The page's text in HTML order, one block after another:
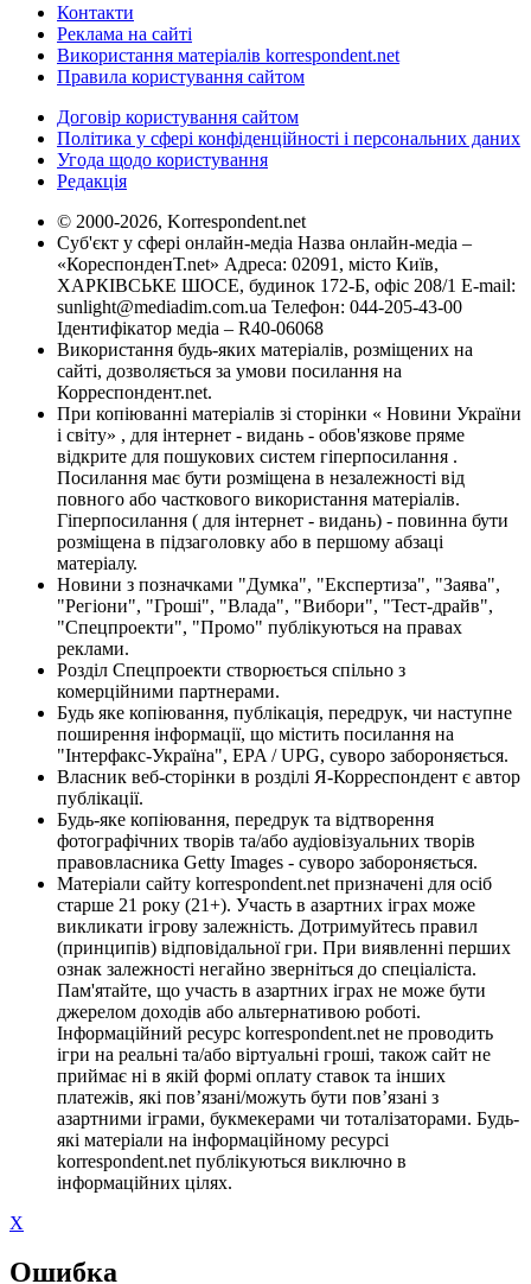
Контакти
Реклама на сайті
Використання матеріалів korrespondent.net
Правила користування сайтом
Договір користування сайтом
Політика у сфері конфіденційності і персональних даних
Угода щодо користування
Редакція
© 2000-2026, Korrespondent.net
Суб'єкт у сфері онлайн-медіа Назва онлайн-медіа –
«КореспонденТ.net» Адреса: 02091, місто Київ,
ХАРКІВСЬКЕ ШОСЕ, будинок 172-Б, офіс 208/1 E-mail:
sunlight@mediadim.com.ua Телефон: 044-205-43-00
Ідентифікатор медіа – R40-06068
Використання будь-яких матеріалів, розміщених на
сайті, дозволяється за умови посилання на
Корреспондент.net.
При копіюванні матеріалів зі сторінки « Новини України
і світу» , для інтернет - видань - обов'язкове пряме
відкрите для пошукових систем гіперпосилання .
Посилання має бути розміщена в незалежності від
повного або часткового використання матеріалів.
Гіперпосилання ( для інтернет - видань) - повинна бути
розміщена в підзаголовку або в першому абзаці
матеріалу.
Новини з позначками "Думка", "Експертиза", "Заява",
"Регіони", "Гроші", "Влада", "Вибори", "Тест-драйв",
"Спецпроекти", "Промо" публікуються на правах
реклами.
Розділ Спецпроекти створюється спільно з
комерційними партнерами.
Будь яке копіювання, публікація, передрук, чи наступне
поширення інформації, що містить посилання на
"Інтерфакс-Україна", EPA / UPG, суворо забороняється.
Власник веб-сторінки в розділі Я-Корреспондент є автор
публікації.
Будь-яке копіювання, передрук та відтворення
фотографічних творів та/або аудіовізуальних творів
правовласника Getty Images - суворо забороняється.
Матеріали сайту korrespondent.net призначені для осіб
старше 21 року (21+). Участь в азартних іграх може
викликати ігрову залежність. Дотримуйтесь правил
(принципів) відповідальної гри. При виявленні перших
ознак залежності негайно зверніться до спеціаліста.
Пам'ятайте, що участь в азартних іграх не може бути
джерелом доходів або альтернативою роботі.
Інформаційний ресурс korrespondent.net не проводить
ігри на реальні та/або віртуальні гроші, також сайт не
приймає ні в якій формі оплату ставок та інших
платежів, які пов’язані/можуть бути пов’язані з
азартними іграми, букмекерами чи тоталізаторами. Будь-
які матеріали на інформаційному ресурсі
korrespondent.net публікуються виключно в
інформаційних цілях.
X
Ошибка